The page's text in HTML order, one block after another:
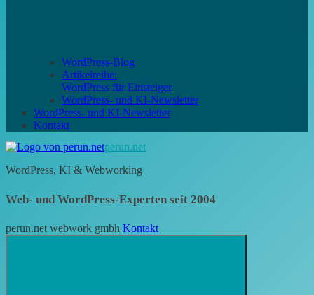
WordPress-Blog
Artikelreihe:
WordPress für Einsteiger
WordPress- und KI-Newsletter
WordPress- und KI-Newsletter
Kontakt
perun.net
WordPress, KI & Webworking
Web- und WordPress-Experten seit 2004
perun.net webwork gmbh Kontakt